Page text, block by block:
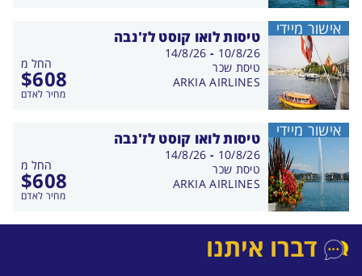
טיסות לואו קוסט לז'נבה
החל מ
$608
מחיר לאדם
בין
התאריכים,
10/8/26
-
14/8/26
טיסת שכר
ARKIA AIRLINES
אישור מיידי
טיסות לואו קוסט לז'נבה
החל מ
$608
מחיר לאדם
בין
התאריכים,
10/8/26
-
14/8/26
טיסת שכר
ARKIA AIRLINES
אישור מיידי
דברו איתנו